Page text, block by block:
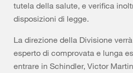
tutela della salute, e verifica
disposizioni di legge.
La direzione della Divisione
esperto di comprovata e lunga
entrare in Schindler, Victor